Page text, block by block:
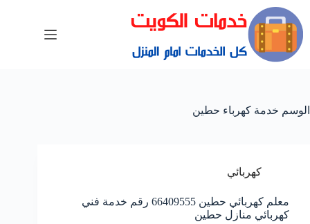
الوسم خدمة كهرباء حطين
كهربائي
معلم كهربائي حطين 66409555 رقم خدمة فني
كهربائي منازل حطين